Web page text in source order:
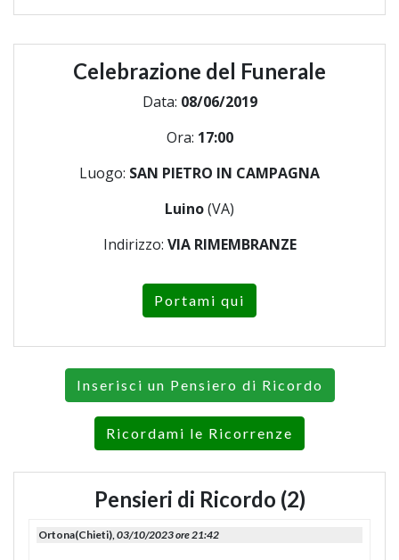
Celebrazione del Funerale
Data: 08/06/2019
Ora: 17:00
Luogo: SAN PIETRO IN CAMPAGNA
Luino(VA)
Indirizzo: VIA RIMEMBRANZE
Portami qui
Inserisci un Pensiero di Ricordo
Ricordami le Ricorrenze
Pensieri di Ricordo (2)
Ortona(Chieti), 03/10/2023 ore 21:42